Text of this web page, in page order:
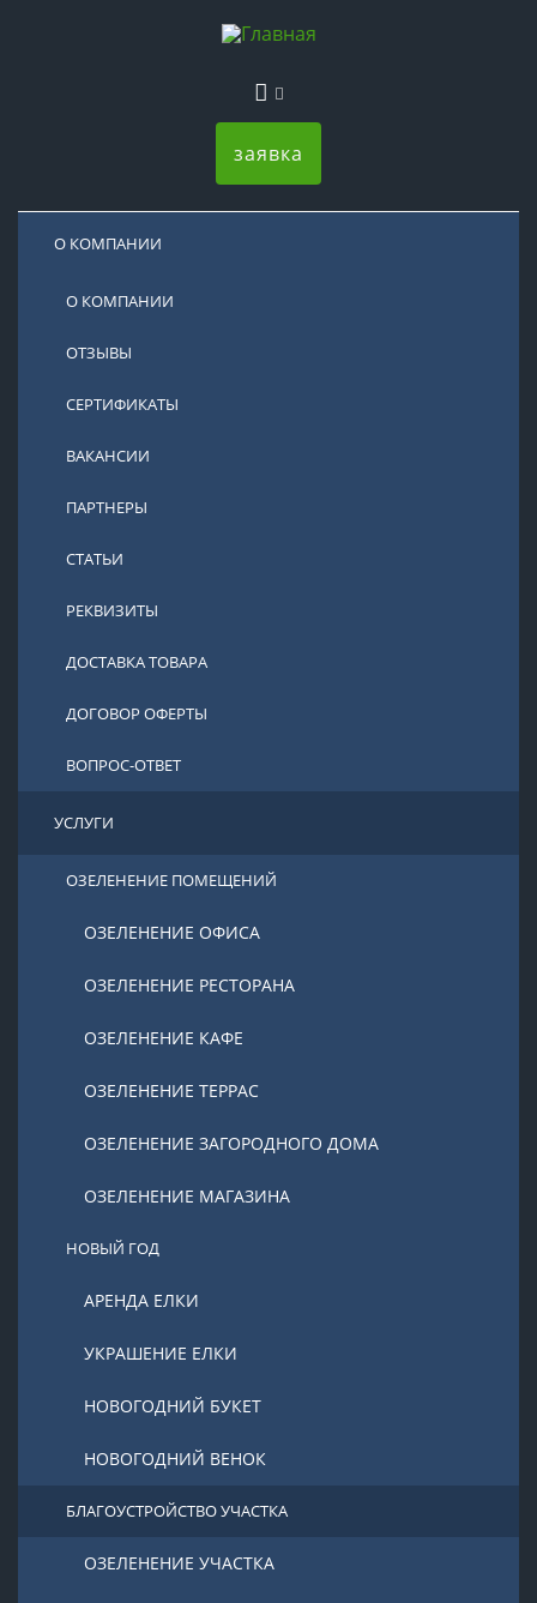
заявка
О КОМПАНИИ
О КОМПАНИИ
ОТЗЫВЫ
СЕРТИФИКАТЫ
ВАКАНСИИ
ПАРТНЕРЫ
СТАТЬИ
РЕКВИЗИТЫ
ДОСТАВКА ТОВАРА
ДОГОВОР ОФЕРТЫ
ВОПРОС-ОТВЕТ
УСЛУГИ
ОЗЕЛЕНЕНИЕ ПОМЕЩЕНИЙ
ОЗЕЛЕНЕНИЕ ОФИСА
ОЗЕЛЕНЕНИЕ РЕСТОРАНА
ОЗЕЛЕНЕНИЕ КАФЕ
ОЗЕЛЕНЕНИЕ ТЕРРАС
ОЗЕЛЕНЕНИЕ ЗАГОРОДНОГО ДОМА
ОЗЕЛЕНЕНИЕ МАГАЗИНА
НОВЫЙ ГОД
АРЕНДА ЕЛКИ
УКРАШЕНИЕ ЕЛКИ
НОВОГОДНИЙ БУКЕТ
НОВОГОДНИЙ ВЕНОК
БЛАГОУСТРОЙСТВО УЧАСТКА
ОЗЕЛЕНЕНИЕ УЧАСТКА